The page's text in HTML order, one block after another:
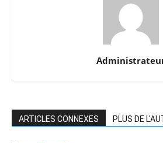
ARTICLES CONNEXES PLUS DE